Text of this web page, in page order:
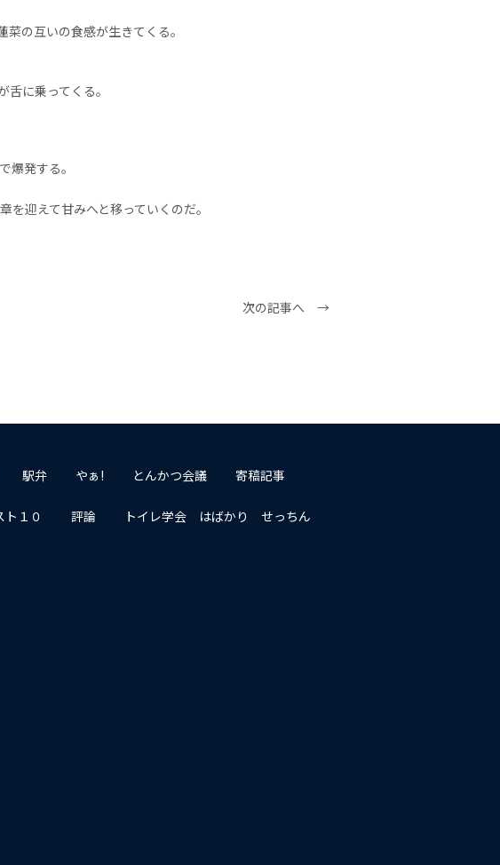
の互いの食感が生きてくる。
に乗ってくる。
爆発する。
を迎えて甘みへと移っていくのだ。
次の記事へ →
駅弁 やぁ! とんかつ会議 寄稿記事
ト１０ 評論 トイレ学会 はばかり せっちん